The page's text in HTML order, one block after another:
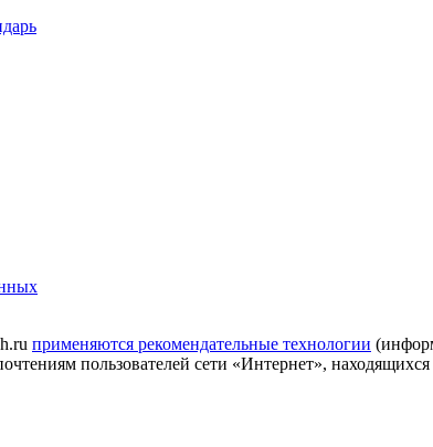
применяются рекомендательные технологии
пользователей сети «Интернет»,